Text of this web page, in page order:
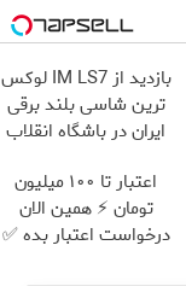
بازدید از IM LS7 لوکس
ترین شاسی بلند برقی
ایران در باشگاه انقلاب
اعتبار تا ۱۰۰ میلیون
تومان ⚡ همین الان
درخواست اعتبار بده ✅